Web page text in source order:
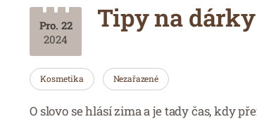
Pro. 22
2024
Tipy na dárky
Kosmetika Nezařazené
O slovo se hlásí zima a je tady čas, kdy